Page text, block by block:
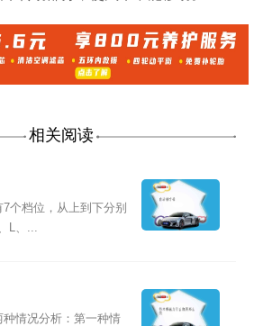
相关阅读
个档位，从上到下分别
L、...
情况分析：第一种情